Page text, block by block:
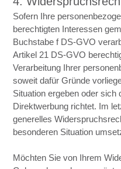
Sofern Ihre
berechtigten Interessen
Buchstabe f DS-GVO
Artikel 21 DS-GVO
Verarbeitung Ihrer
soweit dafür Gründe
Situation ergeben oder sich
Direktwerbung richtet. Im
generelles
besonderen Situation
Möchten Sie von Ihrem